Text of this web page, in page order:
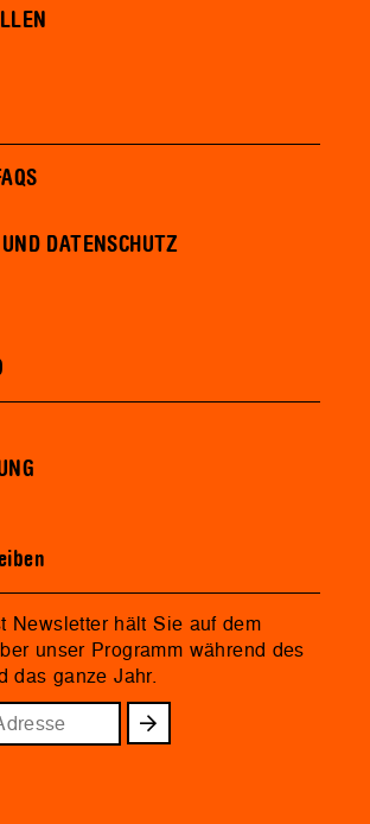
DATENSCHUTZ
Newsletter hält Sie auf dem
unser Programm während des
das ganze Jahr.